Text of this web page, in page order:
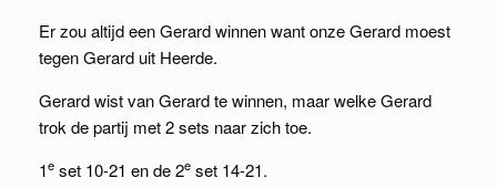
Er zou altijd een Gerard winnen want onze Gerard moest
tegen Gerard uit Heerde.
Gerard wist van Gerard te winnen, maar welke Gerard
trok de partij met 2 sets naar zich toe.
1e set 10-21 en de 2e set 14-21.